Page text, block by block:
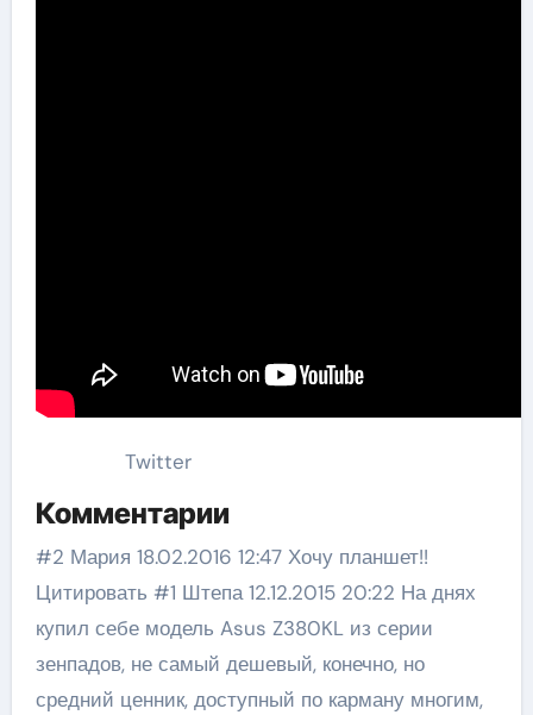
Twitter
Комментарии
#2 Мария 18.02.2016 12:47 Хочу планшет!!
Цитировать #1 Штепа 12.12.2015 20:22 На днях
купил себе модель Asus Z380KL из серии
зенпадов, не самый дешевый, конечно, но
средний ценник, доступный по карману многим,